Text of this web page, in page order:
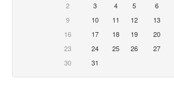
2
3 4 5 6
9
10 11 12 13
16
17 18 19 20
23
24 25 26 27
30
31